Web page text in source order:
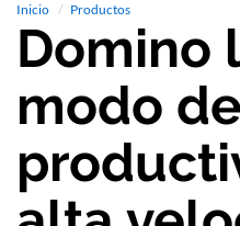
Inicio Productos
Domino
modo de